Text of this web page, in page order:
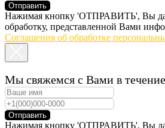
Отправить
Нажимая кнопку 'ОТПРАВИТЬ', Вы
обработку, представленной Вами
Соглашения об обработке
Мы свяжемся с Вами в
Отправить
Нажимая кнопку 'ОТПРАВИТЬ', Вы